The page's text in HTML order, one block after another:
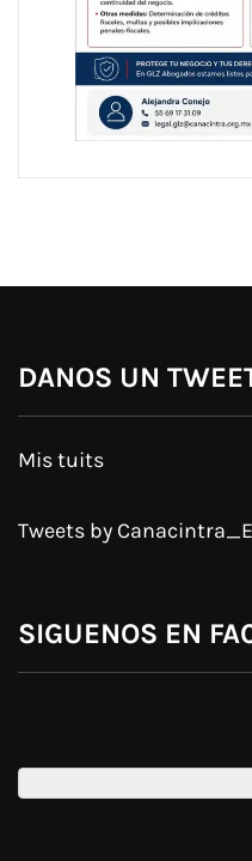
DANOS UN
Mis tuits
Tweets by
SIGUENOS EN